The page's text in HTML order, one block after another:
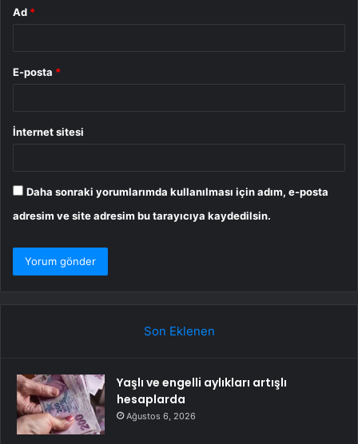
Ad *
E-posta *
İnternet sitesi
Daha sonraki yorumlarımda kullanılması için adım, e-posta
adresim ve site adresim bu tarayıcıya kaydedilsin.
Son Eklenen
Yaşlı ve engelli aylıkları artışlı
hesaplarda
Ağustos 6, 2026